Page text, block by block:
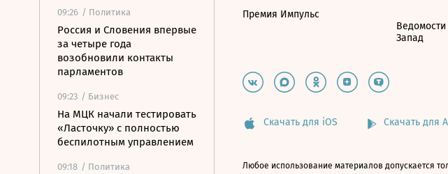
09:26 / Политика
Россия и Словения впервые
за четыре года
возобновили контакты
парламентов
09:23 / Бизнес
На МЦК начали тестировать
«Ласточку» с полностью
беспилотным управлением
09:18 / Политика
Премия Импульс
Запад
Скачать для iOS Скачать для
Любое использование материалов допускается